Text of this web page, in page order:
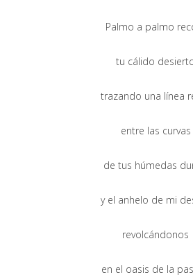
Palmo a palmo
tu cálido
trazando una línea
entre las curvas
de tus húmedas
y el anhelo de mi
revolcándonos
en el oasis de la